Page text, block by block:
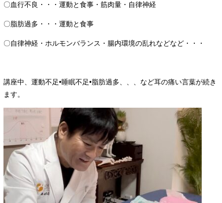
〇血行不良・・・運動と食事・筋肉量・自律神経
〇脂肪過多・・・運動と食事
〇自律神経・ホルモンバランス・腸内環境の乱れなどなど・・・
講座中、運動不足•睡眠不足•脂肪過多、、、など耳の痛い言葉が続き
ます。